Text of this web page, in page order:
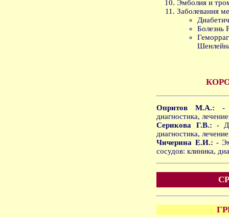
Эмболия и
Заболевания
Болезнь
Опритов М.А.: -
диагностика,
Серикова Г.В.: -
диагностика,
Чичерина Е.И.: -
сосудов: клиника,